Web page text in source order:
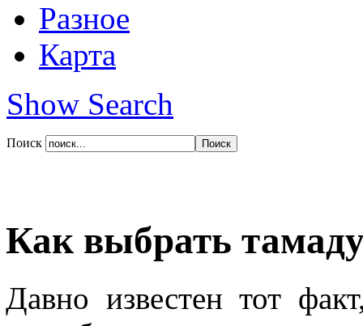
Разное
Карта
Show Search
Поиск
Как выбрать
Давно известен тот